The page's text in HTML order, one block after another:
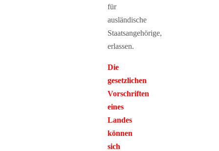
für
ausländische
Staatsangehörige,
erlassen.
Die
gesetzlichen
Vorschriften
eines
Landes
können
sich